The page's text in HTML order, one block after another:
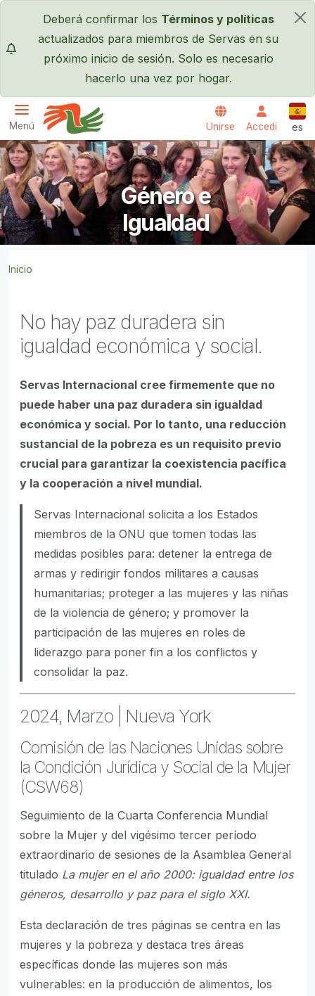
Pasar al contenido principal
×
Deberá confirmar los Términos y políticas
actualizados para miembros de Servas en su
próximo inicio de sesión. Solo es necesario
hacerlo una vez por hogar.
Menú
Servas International
Unirse Accedi es
Género e
Igualdad
Inicio
No hay paz duradera sin
igualdad económica y social.
Servas Internacional cree firmemente que no
puede haber una paz duradera sin igualdad
económica y social. Por lo tanto, una reducción
sustancial de la pobreza es un requisito previo
crucial para garantizar la coexistencia pacífica
y la cooperación a nivel mundial.
Servas Internacional solicita a los Estados
miembros de la ONU que tomen todas las
medidas posibles para: detener la entrega de
armas y redirigir fondos militares a causas
humanitarias; proteger a las mujeres y las niñas
de la violencia de género; y promover la
participación de las mujeres en roles de
liderazgo para poner fin a los conflictos y
consolidar la paz.
2024, Marzo | Nueva York
Comisión de las Naciones Unidas sobre
la Condición Jurídica y Social de la Mujer
(CSW68)
Seguimiento de la Cuarta Conferencia Mundial
sobre la Mujer y del vigésimo tercer período
extraordinario de sesiones de la Asamblea General
titulado La mujer en el año 2000: igualdad entre los
géneros, desarrollo y paz para el siglo XXI.
Esta declaración de tres páginas se centra en las
mujeres y la pobreza y destaca tres áreas
específicas donde las mujeres son más
vulnerables: en la producción de alimentos, los